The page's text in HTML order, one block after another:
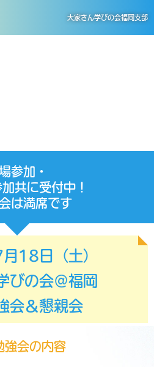
大家さん学びの会福岡支部
参加・
共に受付中！
は満席です
18日（土）
びの会＠福岡
会＆懇親会
強会の内容